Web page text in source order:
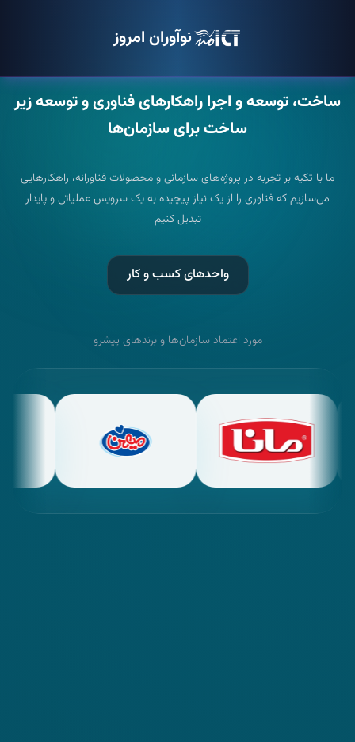
نوآوران امروز
ساخت، توسعه و اجراراهکارهای فناوری و توسعه زیر
ساختبرای سازمان‌ها
ما با تکیه بر تجربه در پروژه‌های سازمانی و محصولات فناورانه، راهکارهایی
می‌سازیم که فناوری را از یک نیاز پیچیده به یک سرویس عملیاتی و پایدار
تبدیل کنیم
واحدهای کسب و کار
مورد اعتماد سازمان‌ها و برندهای پیشرو